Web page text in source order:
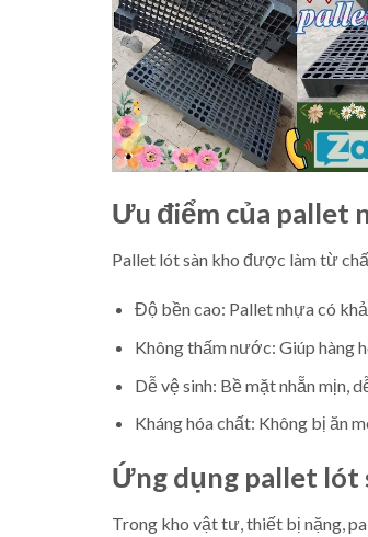
Ưu điểm của pallet
Pallet lót sàn kho được làm từ
Độ bền cao: Pallet nhựa có
Không thấm nước: Giúp hàng
Dễ vệ sinh: Bề mặt nhẵn mịn,
Kháng hóa chất: Không bị ăn
Ứng dụng pallet lót
Trong kho vật tư, thiết bị nặng,